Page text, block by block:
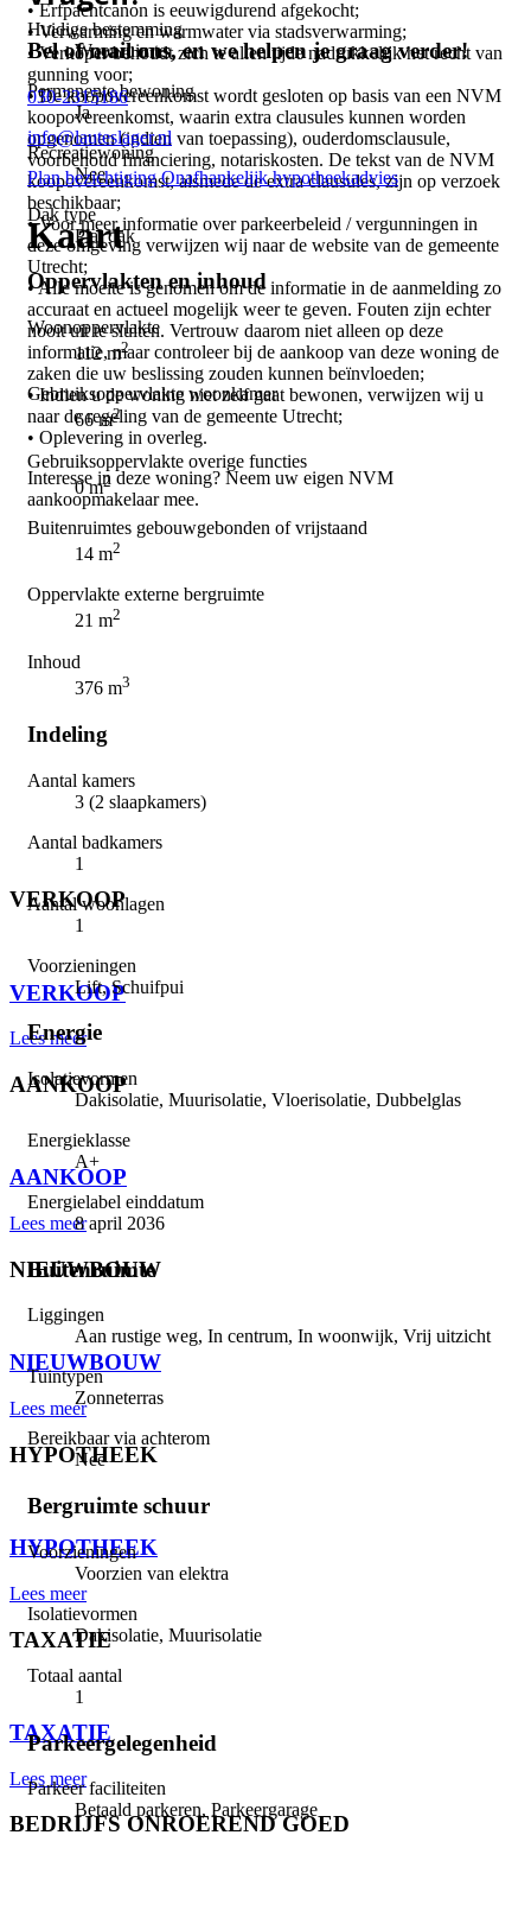
• Erfpachtcanon is eeuwigdurend afgekocht;
• Verwarming en warmwater via stadsverwarming;
• Verkoper behoudt zich te allen tijde nadrukkelijk het recht van
gunning voor;
• De koopovereenkomst wordt gesloten op basis van een NVM
koopovereenkomst, waarin extra clausules kunnen worden
opgenomen (indien van toepassing), ouderdomsclausule,
voorbehoud financiering, notariskosten. De tekst van de NVM
koopovereenkomst, alsmede de extra clausules, zijn op verzoek
beschikbaar;
• Voor meer informatie over parkeerbeleid / vergunningen in
deze omgeving verwijzen wij naar de website van de gemeente
Utrecht;
• Alle moeite is genomen om de informatie in de aanmelding zo
accuraat en actueel mogelijk weer te geven. Fouten zijn echter
nooit uit te sluiten. Vertrouw daarom niet alleen op deze
informatie, maar controleer bij de aankoop van deze woning de
zaken die uw beslissing zouden kunnen beïnvloeden;
• Indien u de woning niet zelf gaat bewonen, verwijzen wij u
naar de regeling van de gemeente Utrecht;
• Oplevering in overleg.
Interesse in deze woning? Neem uw eigen NVM
aankoopmakelaar mee.
Huidige bestemming
Woonruimte
Permanente bewoning
Ja
Recreatiewoning
Nee
Dak type
Plat dak
Oppervlakten en inhoud
Woonoppervlakte
112 m2
Gebruiksoppervlakte woonkamer
66 m2
Gebruiksoppervlakte overige functies
0 m2
Buitenruimtes gebouwgebonden of vrijstaand
14 m2
Oppervlakte externe bergruimte
21 m2
Inhoud
376 m3
Indeling
Aantal kamers
3 (2 slaapkamers)
Aantal badkamers
1
Aantal woonlagen
1
Voorzieningen
Lift, Schuifpui
Energie
Isolatievormen
Dakisolatie, Muurisolatie, Vloerisolatie, Dubbelglas
Energieklasse
A+
Energielabel einddatum
8 april 2036
Buitenruimte
Liggingen
Aan rustige weg, In centrum, In woonwijk, Vrij uitzicht
Tuintypen
Zonneterras
Bereikbaar via achterom
Nee
Bergruimte schuur
Voorzieningen
Voorzien van elektra
Isolatievormen
Dakisolatie, Muurisolatie
Totaal aantal
1
Parkeergelegenheid
Parkeer faciliteiten
Betaald parkeren, Parkeergarage
Bel of mail ons, en we helpen je graag verder!
030-2315186
info@lauteslager.nl
Plan bezichtiging Onafhankelijk hypotheekadvies
Kaart
VERKOOP
VERKOOP
Lees meer
AANKOOP
AANKOOP
Lees meer
NIEUWBOUW
NIEUWBOUW
Lees meer
HYPOTHEEK
HYPOTHEEK
Lees meer
TAXATIE
TAXATIE
Lees meer
BEDRIJFS ONROEREND GOED